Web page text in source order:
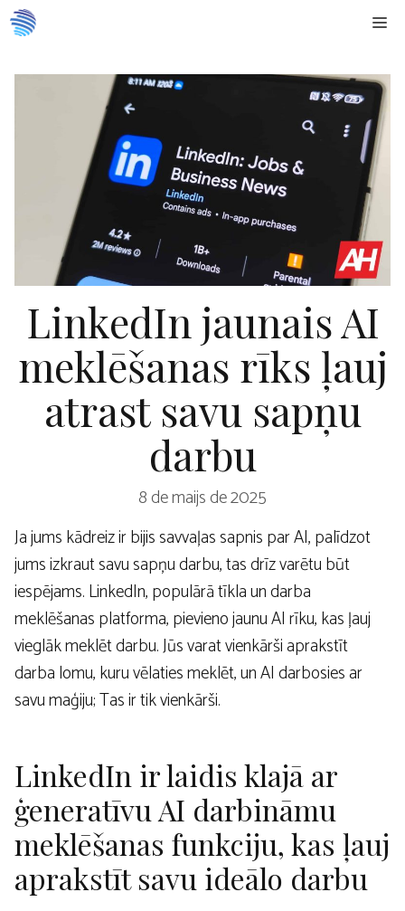
Doties
uz
LinkedIn jaunais AI
meklēšanas rīks ļauj
atrast savu sapņu
darbu
8 de maijs de 2025
Ja jums kādreiz ir bijis savvaļas sapnis par AI, palīdzot
jums izkraut savu sapņu darbu, tas drīz varētu būt
iespējams. LinkedIn, populārā tīkla un darba
meklēšanas platforma, pievieno jaunu AI rīku, kas ļauj
vieglāk meklēt darbu. Jūs varat vienkārši aprakstīt
darba lomu, kuru vēlaties meklēt, un AI darbosies ar
savu maģiju; Tas ir tik vienkārši.
LinkedIn ir laidis klajā ar
ģeneratīvu AI darbināmu
meklēšanas funkciju, kas ļauj
aprakstīt savu ideālo darbu